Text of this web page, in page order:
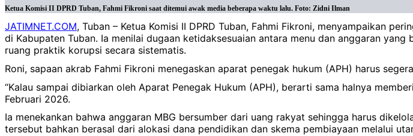
Ketua Komisi II DPRD Tuban, Fahmi Fikroni saat ditemui awak media beberapa waktu lalu. Foto: Zidni Ilman
JATIMNET.COM, Tuban – Ketua Komisi II DPRD Tuban, Fahmi Fikroni, menyampaikan
di Kabupaten Tuban. Ia menilai dugaan ketidaksesuaian antara menu dan anggaran
ruang praktik korupsi secara sistematis.
Roni, sapaan akrab Fahmi Fikroni menegaskan aparat penegak hukum (APH) harus
“Kalau sampai dibiarkan oleh Aparat Penegak Hukum (APH), berarti sama halnya
Februari 2026.
Ia menekankan bahwa anggaran MBG bersumber dari uang rakyat sehingga harus
tersebut bahkan berasal dari alokasi dana pendidikan dan skema pembiayaan melalui